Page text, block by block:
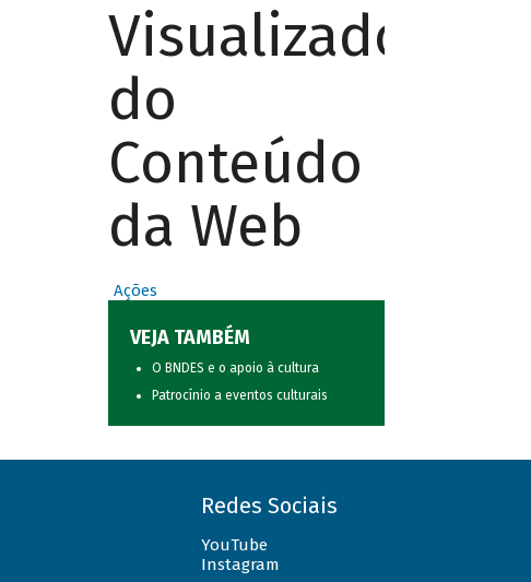
Visualizador
do
Conteúdo
da Web
Ações
VEJA TAMBÉM
O BNDES e o apoio à cultura
Patrocínio a eventos culturais
Redes Sociais
YouTube
Instagram